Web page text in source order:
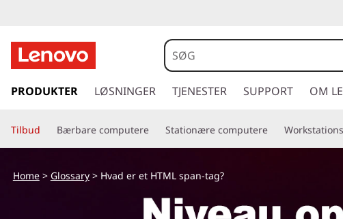
v
a
d
e
p
n
g
i
PRODUKTER LØSNINGER TJENESTER SUPPORT OM
Tilbud Bærbare computere Stationære computere Workstations
Home> Glossary> Hvad er et HTML span-tag?